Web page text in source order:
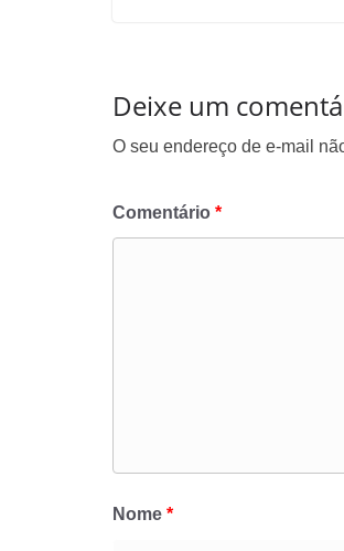
Deixe um
O seu endereço de e-mail
Comentário *
Nome *